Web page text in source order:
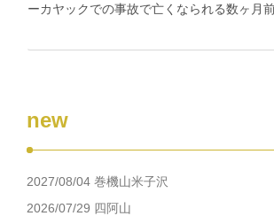
ーカヤックでの事故で亡くなられる数ヶ月
new
2027/08/04 巻機山米子沢
2026/07/29 四阿山